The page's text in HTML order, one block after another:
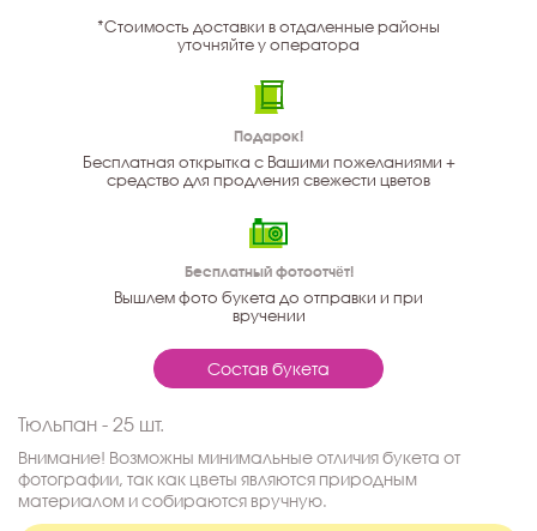
*Стоимость доставки в отдаленные районы
уточняйте у оператора
Подарок!
Бесплатная открытка с Вашими пожеланиями +
средство для продления свежести цветов
Бесплатный фотоотчёт!
Вышлем фото букета до отправки и при
вручении
Состав букета
Тюльпан - 25 шт.
Внимание! Возможны минимальные отличия букета от
фотографии, так как цветы являются природным
материалом и собираются вручную.